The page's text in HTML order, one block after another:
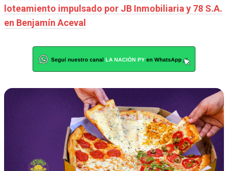
loteamiento impulsado por JB Inmobiliaria y 78 S.A.
en Benjamín Aceval